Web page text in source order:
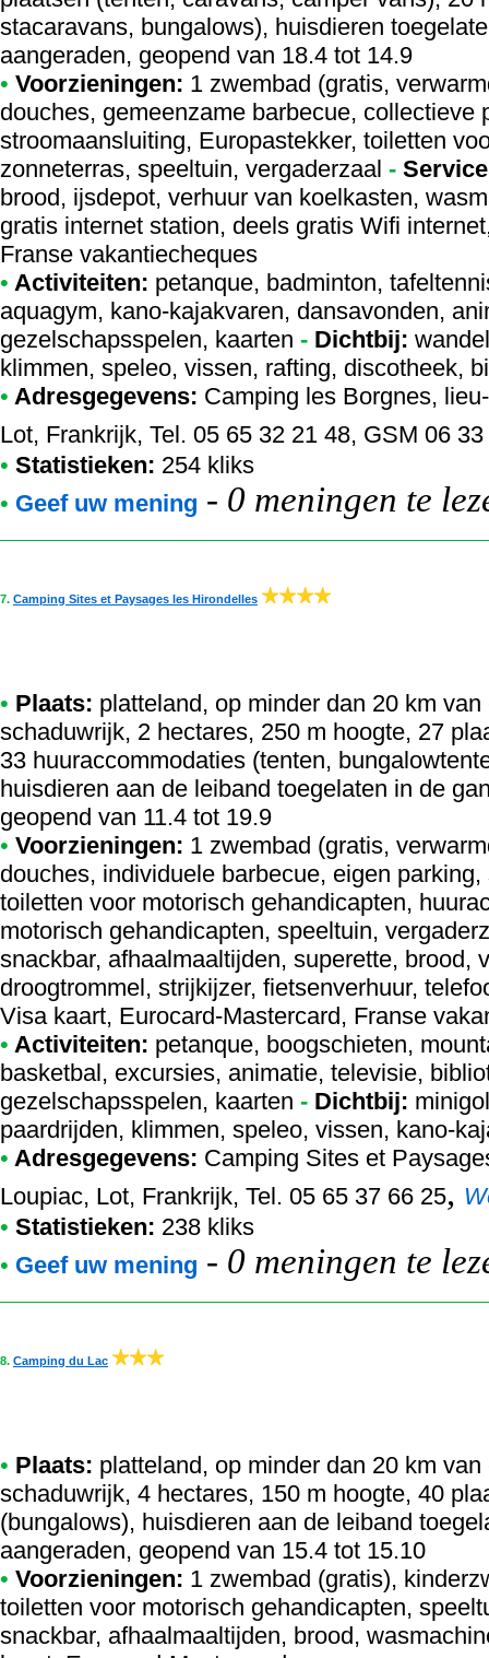
stacaravans, bungalows), huisdieren
aangeraden, geopend van 18.4 tot 14.9
• Voorzieningen: 1 zwembad (gratis,
douches, gemeenzame barbecue, collectieve
stroomaansluiting, Europastekker, toiletten
zonneterras, speeltuin, vergaderzaal -
brood, ijsdepot, verhuur van koelkasten,
gratis internet station, deels gratis Wifi
Franse vakantiecheques
• Activiteiten: petanque, badminton,
aquagym, kano-kajakvaren, dansavonden,
gezelschapsspelen, kaarten - Dichtbij:
klimmen, speleo, vissen, rafting, discotheek,
• Adresgegevens: Camping les Borgnes,
Lot, Frankrijk, Tel. 05 65 32 21 48, GSM 06
• Statistieken: 254 kliks
• Geef uw mening - 0 meningen te
7. Camping Sites et Paysages les Hirondelles
• Plaats: platteland, op minder dan 20 km
schaduwrijk, 2 hectares, 250 m hoogte, 27
33 huuraccommodaties (tenten,
huisdieren aan de leiband toegelaten in de
geopend van 11.4 tot 19.9
• Voorzieningen: 1 zwembad (gratis,
douches, individuele barbecue, eigen
toiletten voor motorisch gehandicapten,
motorisch gehandicapten, speeltuin,
snackbar, afhaalmaaltijden, superette, brood,
droogtrommel, strijkijzer, fietsenverhuur,
Visa kaart, Eurocard-Mastercard, Franse
• Activiteiten: petanque, boogschieten,
basketbal, excursies, animatie, televisie,
gezelschapsspelen, kaarten - Dichtbij:
paardrijden, klimmen, speleo, vissen, kano-
• Adresgegevens: Camping Sites et
Loupiac, Lot, Frankrijk, Tel. 05 65 37 66 25,
• Statistieken: 238 kliks
• Geef uw mening - 0 meningen te
8. Camping du Lac
• Plaats: platteland, op minder dan 20 km
schaduwrijk, 4 hectares, 150 m hoogte, 40
(bungalows), huisdieren aan de leiband
aangeraden, geopend van 15.4 tot 15.10
• Voorzieningen: 1 zwembad (gratis),
toiletten voor motorisch gehandicapten,
snackbar, afhaalmaaltijden, brood,